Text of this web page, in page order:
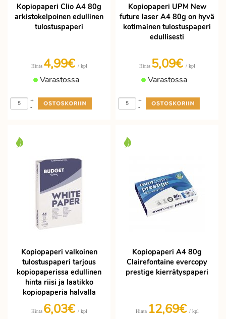
Kopiopaperi Clio A4 80g
arkistokelpoinen edullinen
tulostuspaperi
Hinta 4,99€ / kpl
Varastossa
-
+
Kopiopaperi UPM New
future laser A4 80g on hyvä
kotimainen tulostuspaperi
edullisesti
Hinta 5,09€ / kpl
Varastossa
-
+
Kopiopaperi valkoinen
tulostuspaperi tarjous
kopiopaperissa edullinen
hinta riisi ja laatikko
kopiopaperia halvalla
Hinta 6,03€ / kpl
Kopiopaperi A4 80g
Clairefontaine evercopy
prestige kierrätyspaperi
Hinta 12,69€ / kpl